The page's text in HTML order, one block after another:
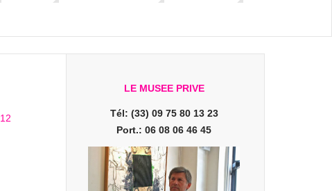
LE MUSEE PRIVE
Tél: (33) 09 75 80 13 23
Port.: 06 08 06 46 45